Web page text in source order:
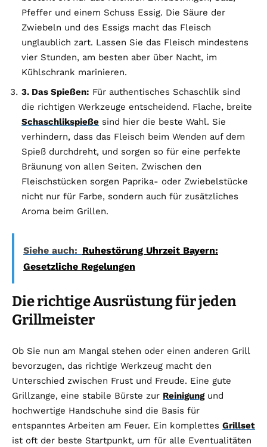
Pfeffer und einem Schuss Essig. Die Säure der
Zwiebeln und des Essigs macht das Fleisch
unglaublich zart. Lassen Sie das Fleisch mindestens
vier Stunden, am besten aber über Nacht, im
Kühlschrank marinieren.
3. Das Spießen: Für authentisches Schaschlik sind
die richtigen Werkzeuge entscheidend. Flache, breite
Schaschlikspieße sind hier die beste Wahl. Sie
verhindern, dass das Fleisch beim Wenden auf dem
Spieß durchdreht, und sorgen so für eine perfekte
Bräunung von allen Seiten. Zwischen den
Fleischstücken sorgen Paprika- oder Zwiebelstücke
nicht nur für Farbe, sondern auch für zusätzliches
Aroma beim Grillen.
Siehe auch: Ruhestörung Uhrzeit Bayern:
Gesetzliche Regelungen
Die richtige Ausrüstung für jeden
Grillmeister
Ob Sie nun am Mangal stehen oder einen anderen Grill
bevorzugen, das richtige Werkzeug macht den
Unterschied zwischen Frust und Freude. Eine gute
Grillzange, eine stabile Bürste zur Reinigungund
hochwertige Handschuhe sind die Basis für
entspanntes Arbeiten am Feuer. Ein komplettes Grillset
ist oft der beste Startpunkt, um für alle Eventualitäten